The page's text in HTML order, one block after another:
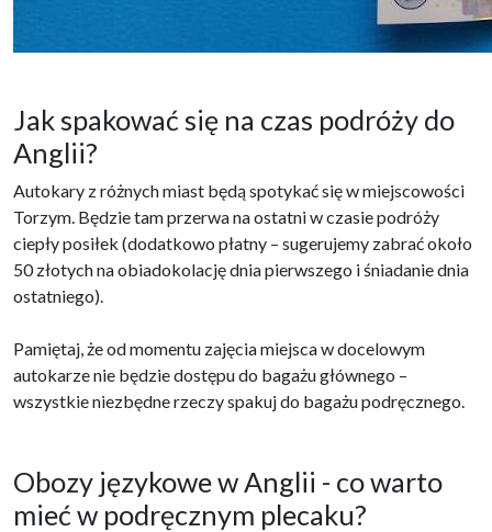
Jak spakować się na czas podróży do
Anglii?
Autokary z różnych miast będą spotykać się w miejscowości
Torzym. Będzie tam przerwa na ostatni w czasie podróży
ciepły posiłek (dodatkowo płatny – sugerujemy zabrać około
50 złotych na obiadokolację dnia pierwszego i śniadanie dnia
ostatniego).
Pamiętaj, że od momentu zajęcia miejsca w docelowym
autokarze nie będzie dostępu do bagażu głównego –
wszystkie niezbędne rzeczy spakuj do bagażu podręcznego.
Obozy językowe w Anglii - co warto
mieć w podręcznym plecaku?